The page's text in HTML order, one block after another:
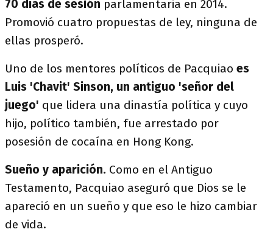
70 días de sesión parlamentaria en 2014.
Promovió cuatro propuestas de ley, ninguna de
ellas prosperó.
Uno de los mentores políticos de Pacquiao es
Luis 'Chavit' Sinson, un antiguo 'señor del
juego' que lidera una dinastía política y cuyo
hijo, político también, fue arrestado por
posesión de cocaína en Hong Kong.
Sueño y aparición. Como en el Antiguo
Testamento, Pacquiao aseguró que Dios se le
apareció en un sueño y que eso le hizo cambiar
de vida.